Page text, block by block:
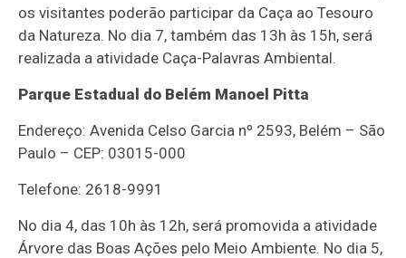
os visitantes poderão participar da Caça ao Tesouro
da Natureza. No dia 7, também das 13h às 15h, será
realizada a atividade Caça-Palavras Ambiental.
Parque Estadual do Belém Manoel Pitta
Endereço: Avenida Celso Garcia nº 2593, Belém – São
Paulo – CEP: 03015-000
Telefone: 2618-9991
No dia 4, das 10h às 12h, será promovida a atividade
Árvore das Boas Ações pelo Meio Ambiente. No dia 5,